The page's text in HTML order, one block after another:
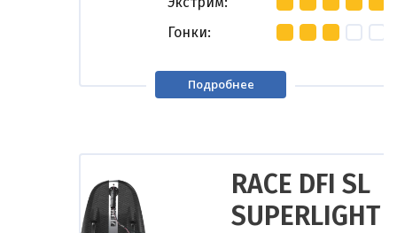
Гонки
Подробнее
RACE DFI SL
SUPERLIGHT